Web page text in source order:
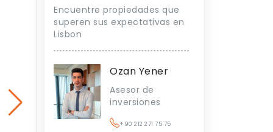
Encuentre propiedades que
superen sus expectativas en
Lisbon
Ozan Yener
Asesor de
inversiones
+90 212 271 75 75